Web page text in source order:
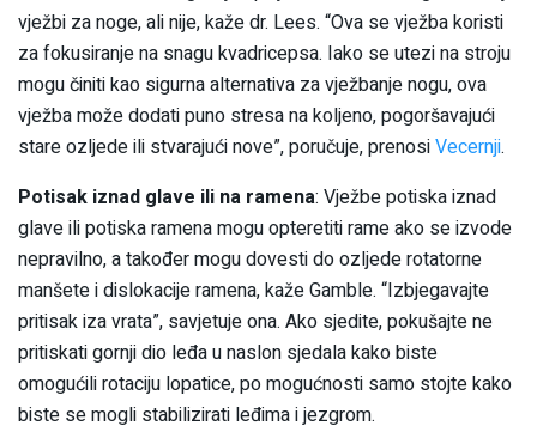
vježbi za noge, ali nije, kaže dr. Lees. “Ova se vježba koristi
za fokusiranje na snagu kvadricepsa. Iako se utezi na stroju
mogu činiti kao sigurna alternativa za vježbanje nogu, ova
vježba može dodati puno stresa na koljeno, pogoršavajući
stare ozljede ili stvarajući nove”, poručuje, prenosiVecernji.
Potisak iznad glave ili na ramena: Vježbe potiska iznad
glave ili potiska ramena mogu opteretiti rame ako se izvode
nepravilno, a također mogu dovesti do ozljede rotatorne
manšete i dislokacije ramena, kaže Gamble. “Izbjegavajte
pritisak iza vrata”, savjetuje ona. Ako sjedite, pokušajte ne
pritiskati gornji dio leđa u naslon sjedala kako biste
omogućili rotaciju lopatice, po mogućnosti samo stojte kako
biste se mogli stabilizirati leđima i jezgrom.